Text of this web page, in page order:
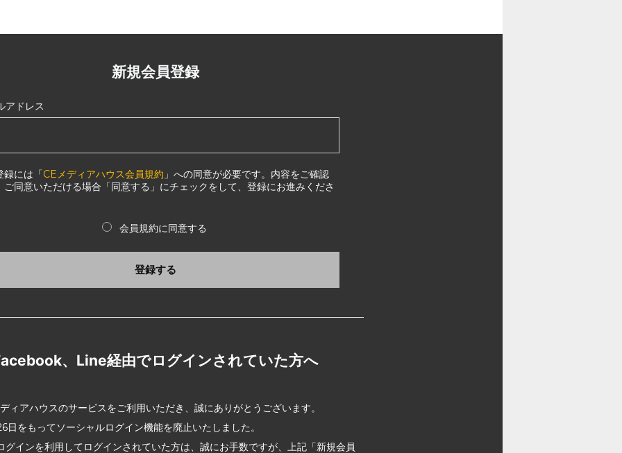
新規会員登録
アドレス
録には「CEメディアハウス会員規約 」への同意が必要です。内容をご確認
ご同意いただける場合「同意する」にチェックをして、登録にお進みくださ
会員規約に同意する
登録する
、Line経由でログインされていた方へ
ィアハウスのサービスをご利用いただき、誠にありがとうございます。
日をもってソーシャルログイン機能を廃止いたしました。
グインを利用してログインされていた方は、誠にお手数ですが、上記「新規会員